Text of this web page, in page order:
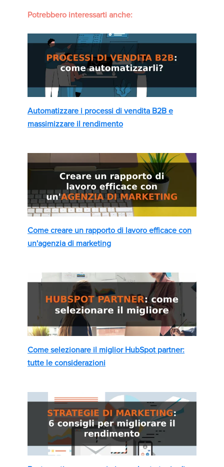
Potrebbero interessarti anche:
Automatizzare i processi di vendita B2B e
massimizzare il rendimento
Come creare un rapporto di lavoro efficace con
un'agenzia di marketing
Come selezionare il miglior HubSpot partner:
tutte le considerazioni